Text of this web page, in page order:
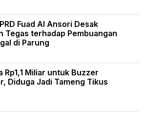
Fuad Al Ansori Desak
Tegas terhadap Pembuangan
di Parung
Rp1,1 Miliar untuk Buzzer
Diduga Jadi Tameng Tikus